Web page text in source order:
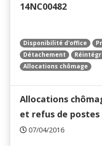
14NC00482
Disponibilité d'office
Détachement
Allocations chômage
Allocations
et refus de postes
07/04/2016